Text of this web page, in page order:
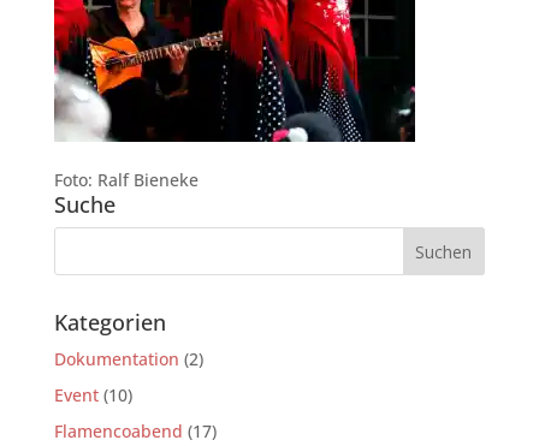
Foto: Ralf Bieneke
Suche
Kategorien
Dokumentation (2)
Event(10)
Flamencoabend (17)